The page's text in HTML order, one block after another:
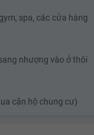
spa, các cửa hàng
nhượng vào ở thôi
căn hộ chung cư)